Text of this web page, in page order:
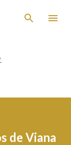
de Viana